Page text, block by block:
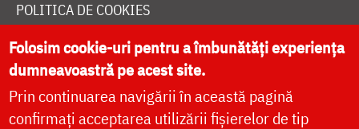
POLITICA DE COOKIES
DONEAZĂ ONLINE PENTRU CATEDRALA NAȚIONALĂ
LIVE
Folosim cookie-uri pentru a îmbunătăți experiența
dumneavoastră pe acest site.
Prin continuarea navigării în această pagină
confirmați acceptarea utilizării fișierelor de tip